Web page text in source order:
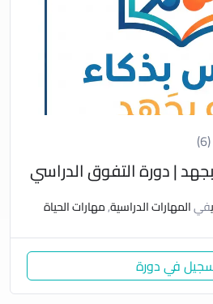
(6)
| دورة التفوق الدراسي
فيالمهارات الدراسية,مهارات الحياة
في دورة